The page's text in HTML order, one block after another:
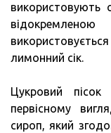
використовують
лимонний сік.
Цукровий
первісному
сироп, який